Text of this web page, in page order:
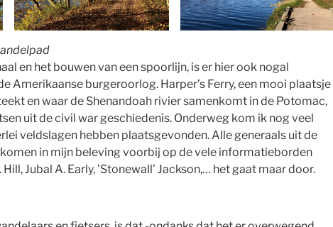
en het bouwen van een spoorlijn, is er hier ook nogal
Amerikaanse burgeroorlog. Harper’s Ferry, een mooi plaatsje
en waar de Shenandoah rivier samenkomt in de Potomac,
uit de civil war geschiedenis. Onderweg kom ik nog veel
veldslagen hebben plaatsgevonden. Alle generaals uit de
in mijn beleving voorbij op de vele informatieborden
Jubal A. Early, ’Stonewall’ Jackson,… het gaat maar door.